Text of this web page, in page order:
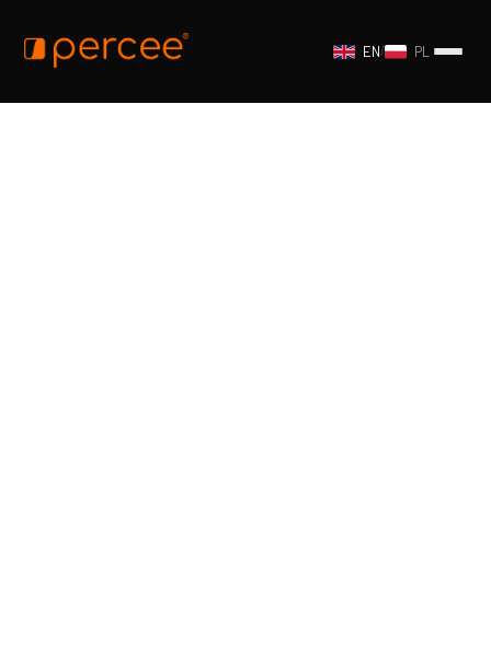
EN/ PL